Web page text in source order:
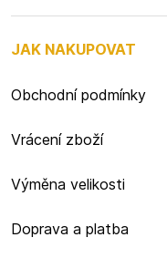
JAK NAKUPOVAT
Obchodní podmínky
Vrácení zboží
Výměna velikosti
Doprava a platba